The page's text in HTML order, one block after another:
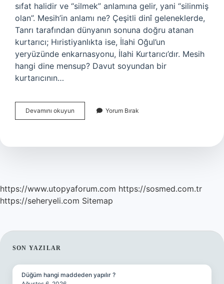
sıfat halidir ve “silmek” anlamına gelir, yani “silinmiş
olan”. Mesih’in anlamı ne? Çeşitli dinî geleneklerde,
Tanrı tarafından dünyanın sonuna doğru atanan
kurtarıcı; Hıristiyanlıkta ise, İlahi Oğul’un
yeryüzünde enkarnasyonu, İlahi Kurtarıcı’dır. Mesih
hangi dine mensup? Davut soyundan bir
kurtarıcının…
Devamını okuyun
Inancı
Yorum Bırak
https://www.utopyaforum.com https://sosmed.com.tr
https://seheryeli.com Sitemap
SIDEBAR
SON YAZILAR
Düğüm hangi maddeden yapılır ?